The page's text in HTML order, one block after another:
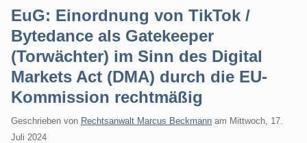
EuG: Einordnung von TikTok /
Bytedance als Gatekeeper
(Torwächter) im Sinn des Digital
Markets Act (DMA) durch die EU-
Kommission rechtmäßig
Geschrieben von Rechtsanwalt Marcus Beckmann am Mittwoch, 17.
Juli 2024